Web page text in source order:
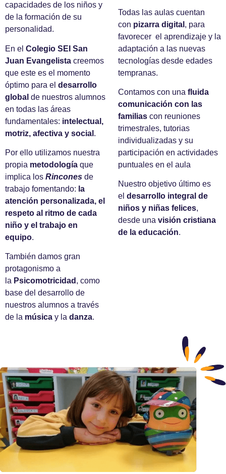
capacidades de los niños y
de la formación de su
personalidad.
En el Colegio SEI San
Juan Evangelista creemos
que este es el momento
óptimo para el desarrollo
global de nuestros alumnos
en todas las áreas
fundamentales: intelectual,
motriz, afectiva y social .
Por ello utilizamos nuestra
propia metodología que
implica los Rincones de
trabajo fomentando: la
atención personalizada, el
respeto al ritmo de cada
niño y el trabajo en
equipo.
También damos gran
protagonismo a
la Psicomotricidad , como
base del desarrollo de
nuestros alumnos a través
de la música y la danza.
Todas las aulas cuentan
con pizarra digital , para
favorecer el aprendizaje y la
adaptación a las nuevas
tecnologías desde edades
tempranas.
Contamos con una fluida
comunicación con las
familias con reuniones
trimestrales, tutorias
individualizadas y su
participación en actividades
puntuales en el aula
Nuestro objetivo último es
el desarrollo integral de
niños y niñas felices,
desde una visión cristiana
de la educación.